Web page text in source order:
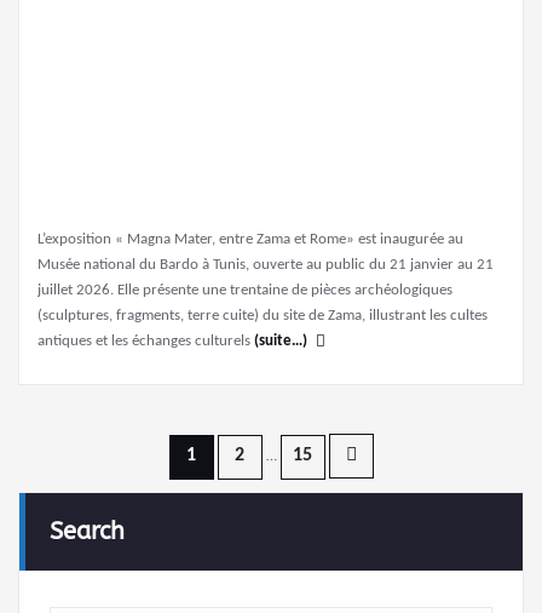
L’exposition « Magna Mater, entre Zama et Rome» est inaugurée au
Musée national du Bardo à Tunis, ouverte au public du 21 janvier au 21
juillet 2026. Elle présente une trentaine de pièces archéologiques
(sculptures, fragments, terre cuite) du site de Zama, illustrant les cultes
antiques et les échanges culturels (suite…)
1 2 … 15
Search